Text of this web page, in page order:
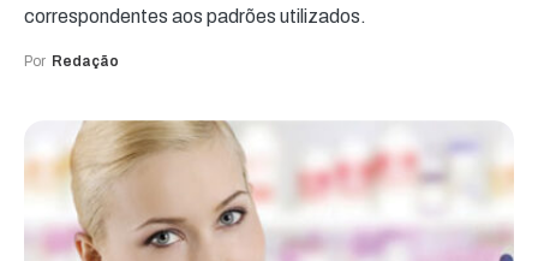
correspondentes aos padrões utilizados.
Por Redação